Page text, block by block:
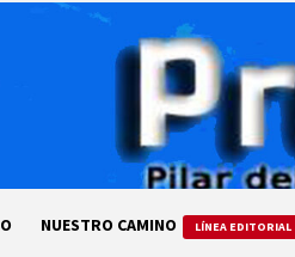
NUESTRO CAMINO LÍNEA EDITORIAL